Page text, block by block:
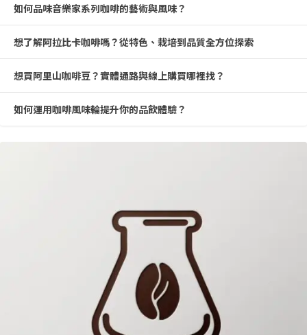
如何品味音樂家系列咖啡的藝術與風味？
想了解阿拉比卡咖啡嗎？從特色、栽培到品質全方位探索
想買阿里山咖啡豆？實體通路與線上購買哪裡找？
如何運用咖啡風味輪提升你的品飲體驗？